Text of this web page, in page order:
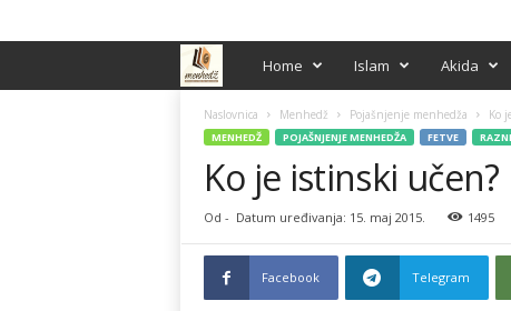
e
e
Home Islam Akida
Naslovnica Menhedž Pojašnjenje menhedža Ko
MENHEDŽ POJAŠNJENJE MENHEDŽA FETVE
Ko je istinski učen?
Od - Datum uređivanja: 15. maj 2015. 1495
Facebook Telegram